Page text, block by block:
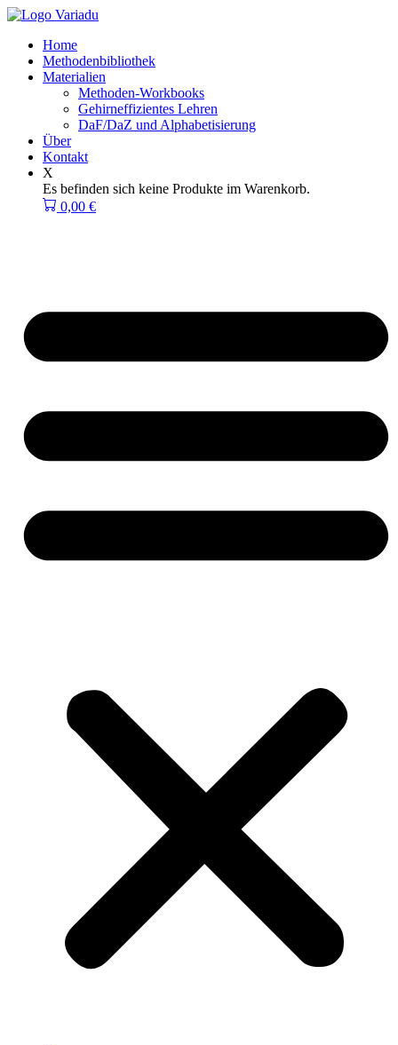
Zum
springenHome
Methodenbibliothek
Materialien
Methoden-Workbooks
Gehirneffizientes Lehren
DaF/DaZ und Alphabetisierung
Über
Kontakt
X
Es befinden sich keine Produkte im Warenkorb.
0,00 €